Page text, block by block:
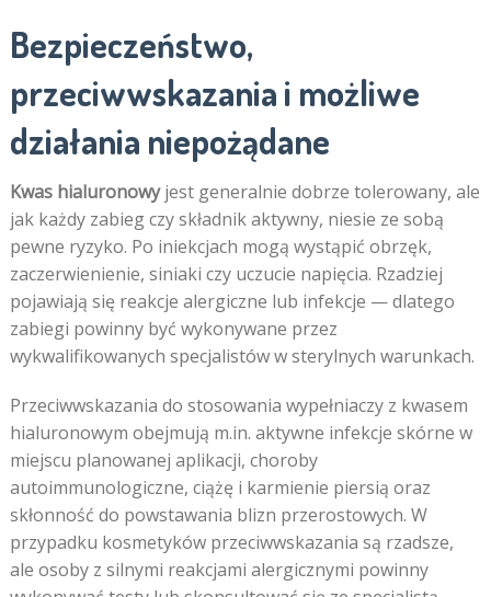
Bezpieczeństwo,
przeciwwskazania i możliwe
działania niepożądane
Kwas hialuronowyjest generalnie dobrze tolerowany, ale
jak każdy zabieg czy składnik aktywny, niesie ze sobą
pewne ryzyko. Po iniekcjach mogą wystąpić obrzęk,
zaczerwienienie, siniaki czy uczucie napięcia. Rzadziej
pojawiają się reakcje alergiczne lub infekcje — dlatego
zabiegi powinny być wykonywane przez
wykwalifikowanych specjalistów w sterylnych warunkach.
Przeciwwskazania do stosowania wypełniaczy z kwasem
hialuronowym obejmują m.in. aktywne infekcje skórne w
miejscu planowanej aplikacji, choroby
autoimmunologiczne, ciążę i karmienie piersią oraz
skłonność do powstawania blizn przerostowych. W
przypadku kosmetyków przeciwwskazania są rzadsze,
ale osoby z silnymi reakcjami alergicznymi powinny